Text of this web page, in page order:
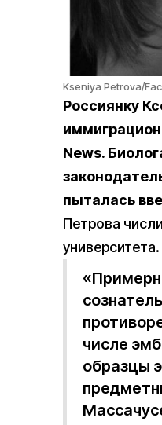
Kseniya Petrova/
Россиянку
News.
пыталась
Петрова
университета.
числе
образцы